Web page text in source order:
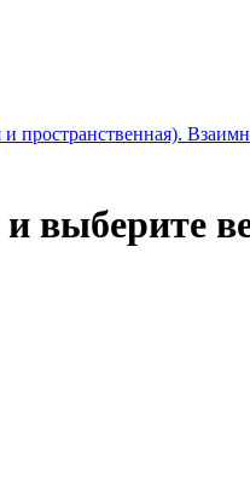
пространственная).
выберите